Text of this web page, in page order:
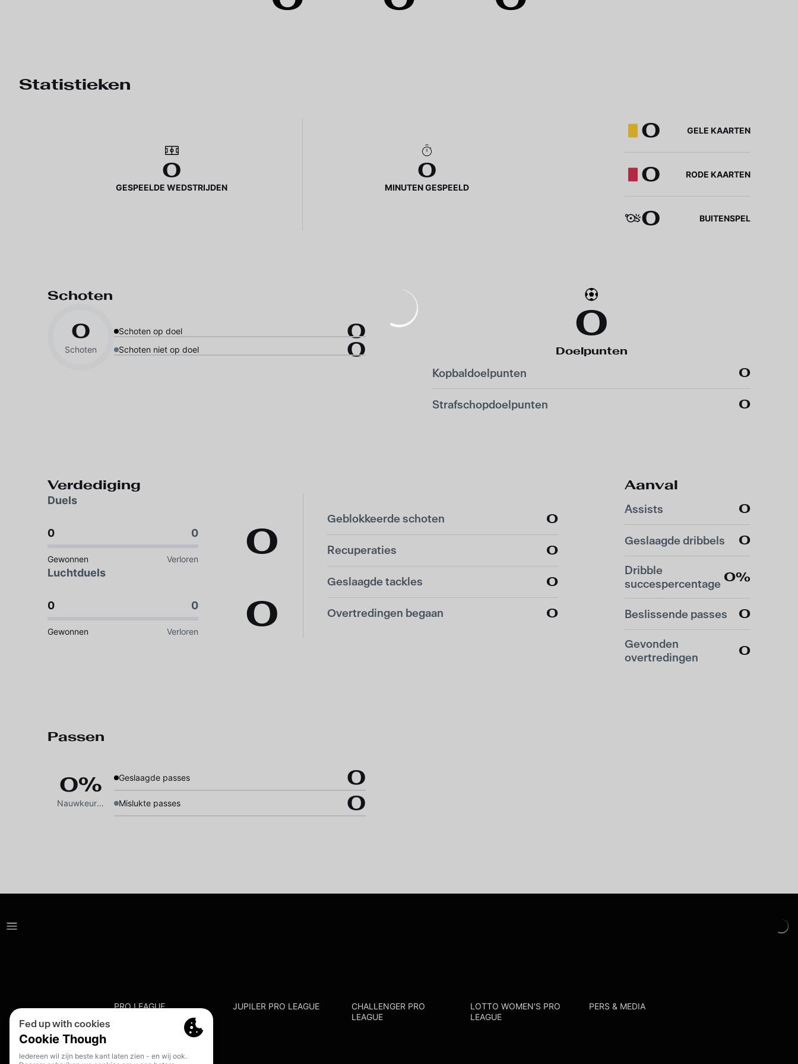
Statistieken
0
GESPEELDE WEDSTRIJDEN
0
MINUTEN GESPEELD
0
Doelpunten
Kopbaldoelpunten 0
Strafschopdoelpunten 0
Schoten
0
Schoten
Schoten op doel 0
Schoten niet op doel 0
Aanval
Assists 0
Geslaagde dribbels 0
Dribble
succespercentage 0%
Beslissende passes 0
Gevonden
overtredingen
0
0 GELE KAARTEN
0 RODE KAARTEN
0 BUITENSPEL
Verdediging
Duels
0 0
Gewonnen Verloren 0
Luchtduels
0 0
Gewonnen Verloren 0
Geblokkeerde schoten 0
Recuperaties 0
Geslaagde tackles 0
Overtredingen begaan 0
Passen
0%
Nauwkeurigheid
Geslaagde passes 0
Mislukte passes 0
PRO LEAGUE JUPILER PRO LEAGUE
CHALLENGER PRO
LEAGUE
LOTTO WOMEN'S PRO
LEAGUE
PERS & MEDIA